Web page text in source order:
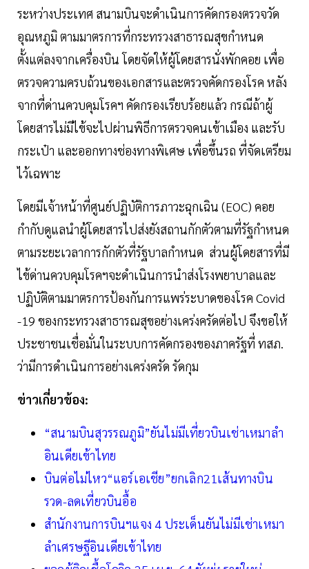
ระหว่างประเทศ สนามบินจะดำเนินการคัดกรองตรวจวัด
อุณหภูมิ ตามมาตรการที่กระทรวงสาธารณสุขกำหนด
ตั้งแต่ลงจากเครื่องบิน โดยจัดให้ผู้โดยสารนั่งพักคอย เพื่อ
ตรวจความครบถ้วนของเอกสารและตรวจคัดกรองโรค หลัง
จากที่ด่านควบคุมโรคฯ คัดกรองเรียบร้อยแล้ว กรณีถ้าผู้
โดยสารไม่มีไข้จะไปผ่านพิธีการตรวจคนเข้าเมือง และรับ
กระเป๋า และออกทางช่องทางพิเศษ เพื่อขึ้นรถ ที่จัดเตรียม
ไว้เฉพาะ
โดยมีเจ้าหน้าที่ศูนย์ปฏิบัติการภาวะฉุกเฉิน (EOC) คอย
กำกับดูแลนำผู้โดยสารไปส่งยังสถานกักตัวตามที่รัฐกำหนด
ตามระยะเวลาการกักตัวที่รัฐบาลกำหนด ส่วนผู้โดยสารที่มี
ไข้ด่านควบคุมโรคฯจะดำเนินการนำส่งโรงพยาบาลและ
ปฏิบัติตามมาตรการป้องกันการแพร่ระบาดของโรค Covid
-19 ของกระทรวงสาธารณสุขอย่างเคร่งครัดต่อไป จึงขอให้
ประชาชนเชื่อมั่นในระบบการคัดกรองของภาครัฐที่ ทสภ.
ว่ามีการดำเนินการอย่างเคร่งครัด รัดกุม
ข่าวเกี่ยวข้อง:
“สนามบินสุวรรณภูมิ”ยันไม่มีเที่ยวบินเช่าเหมาลำ
อินเดียเข้าไทย
บินต่อไม่ไหว“แอร์เอเชีย”ยกเลิก21เส้นทางบิน
รวด-ลดเที่ยวบินอื้อ
สำนักงานการบินฯแจง 4 ประเด็นยันไม่มีเช่าเหมา
ลำเศรษฐีอินเดียเข้าไทย